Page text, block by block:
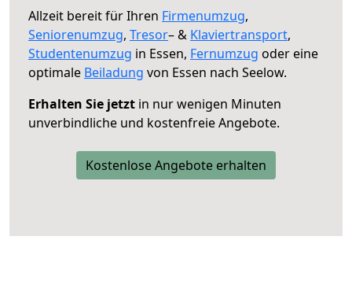
Allzeit bereit für Ihren Firmenumzug,
Seniorenumzug, Tresor– & Klaviertransport,
Studentenumzug in Essen, Fernumzug oder eine
optimale Beiladung von Essen nach Seelow.
Erhalten Sie jetzt in nur wenigen Minuten
unverbindliche und kostenfreie Angebote.
Kostenlose Angebote erhalten